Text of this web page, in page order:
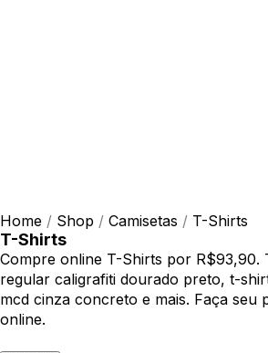
Home / Shop / Camisetas / T-Shirts
T-Shirts
Compre online T-Shirts por R$93,90.
regular caligrafiti dourado preto, t-
mcd cinza concreto e mais. Faça seu
online.